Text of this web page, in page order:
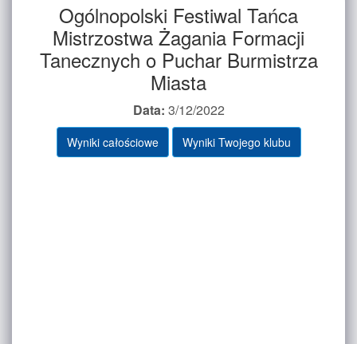
Ogólnopolski Festiwal Tańca
Mistrzostwa Żagania Formacji
Tanecznych o Puchar Burmistrza
Miasta
Data: 3/12/2022
Wyniki całościowe Wyniki Twojego klubu